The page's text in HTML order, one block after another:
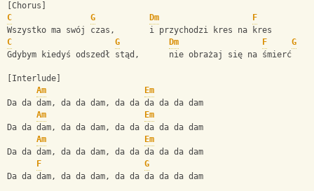
[Chorus]
C
G Dm
F
Wszystko ma swój czas,       i przychodzi kres na kres
C
G Dm F
G
Gdybym kiedyś odszedł stąd,      nie obrażaj się na śmierć
[Interlude]
Am
Em
Da da dam, da da dam, da da da da da dam
Am
Em
Da da dam, da da dam, da da da da da dam
Am
Em
Da da dam, da da dam, da da da da da dam
F
G
Da da dam, da da dam, da da da da da dam